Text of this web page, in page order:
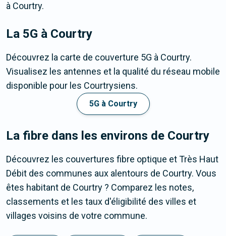
à Courtry.
La 5G à Courtry
Découvrez la carte de couverture 5G à Courtry.
Visualisez les antennes et la qualité du réseau mobile
disponible pour les Courtrysiens.
5G à Courtry
La fibre dans les environs de Courtry
Découvrez les couvertures fibre optique et Très Haut
Débit des communes aux alentours de Courtry. Vous
êtes habitant de Courtry ? Comparez les notes,
classements et les taux d'éligibilité des villes et
villages voisins de votre commune.